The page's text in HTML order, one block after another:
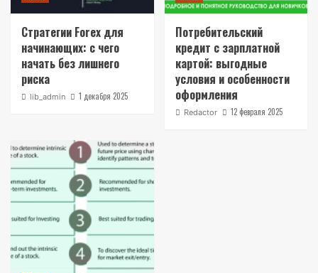
Стратегии Forex для
начинающих: с чего
начать без лишнего
риска
lib_admin 1 декабря 2025
Потребительский
кредит с зарплатной
картой: выгодные
условия и особенности
оформления
Redactor 12 февраля 2025